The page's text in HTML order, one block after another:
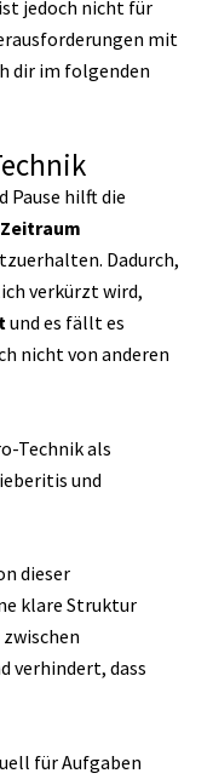
jedoch nicht für
mit
dir im folgenden
Pause hilft die
Dadurch,
verkürzt wird,
und es fällt es
nicht von anderen
Technik als
und
dieser
klare Struktur
verhindert, dass
für Aufgaben